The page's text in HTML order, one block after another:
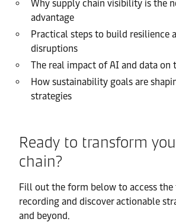
Why supply chain visibility is the
advantage
Practical steps to build resilience
disruptions
The real impact of AI and data on
How sustainability goals are
strategies
Ready to transform
chain?
Fill out the form below to access
recording and discover actionable
and beyond.